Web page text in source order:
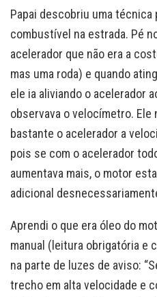
Papai descobriu uma técnica
combustível na estrada. Pé
acelerador que não era a
mas uma roda) e quando
ele ia aliviando o acelerador
observava o velocímetro.
bastante o acelerador a
pois se com o acelerador
aumentava mais, o motor
adicional
Aprendi o que era óleo do
manual (leitura obrigatória e
na parte de luzes de aviso:
trecho em alta velocidade e